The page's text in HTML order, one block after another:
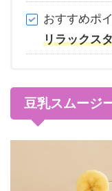
おすすめポ
リラックス
豆乳スムージ